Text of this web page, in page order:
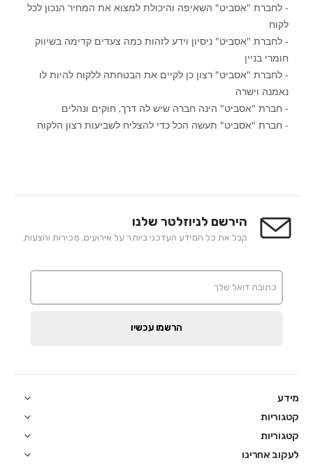
- לחברת "אסביט" השאיפה והיכולת למצוא את המחיר הנכון לכל
לקוח
- לחברת "אסביט" ניסיון וידע לזהות כמה צעדים קדימה בשיווק
חומרי בניין
- לחברת "אסביט" רצון כן לקיים את הבטחתה ללקוח להיות לו
נאמנה וישרה
- חברת "אסביט" הינה חברה שיש לה דרך, חוקים ונהלים
- חברת "אסביט" תעשה הכל כדי להצליח לשביעות רצון הלקוח
הירשם לניוזלטר שלנו
קבל את כל המידע העדכני ביותר על אירועים, מכירות והצעות.
הרשמו עכשיו
מידע
קטגוריות
קטגוריות
לעקוב אחרינו